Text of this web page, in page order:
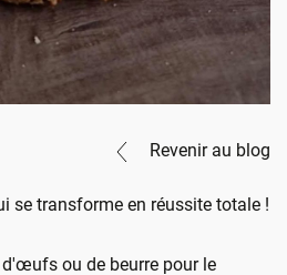
Revenir au blog
se transforme en réussite totale !
ou de beurre pour le